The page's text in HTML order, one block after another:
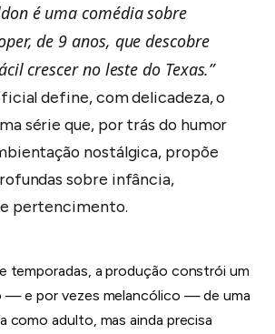
é uma comédia sobre
de 9 anos, que descobre
crescer no leste do Texas.”
define, com delicadeza, o
série que, por trás do humor
nostálgica, propõe
sobre infância,
pertencimento.
temporadas, a produção constrói um
e por vezes melancólico — de uma
como adulto, mas ainda precisa